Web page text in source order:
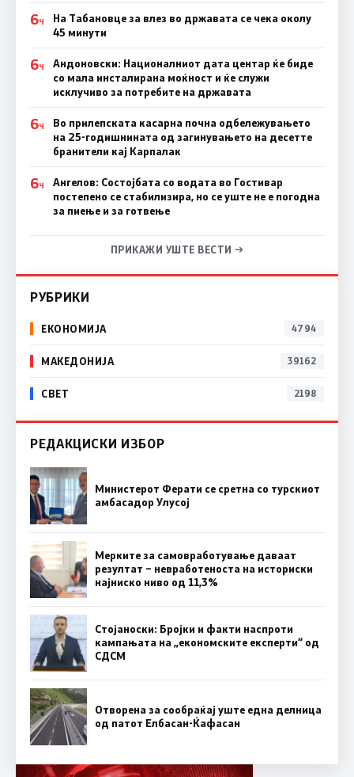
6Ч
На Табановце за влез во државата се чека околу
45 минути
6Ч
Андоновски: Националниот дата центар ќе биде
со мала инсталирана моќност и ќе служи
исклучиво за потребите на државата
6Ч
Во прилепската касарна почна одбележувањето
на 25-годишнината од загинувањето на десетте
бранители кај Карпалак
6Ч
Ангелов: Состојбата со водата во Гостивар
постепено се стабилизира, но се уште не е погодна
за пиење и за готвење
ПРИКАЖИ УШТЕ ВЕСТИ →
РУБРИКИ
ЕКОНОМИЈА 4794
МАКЕДОНИЈА 39162
СВЕТ 2198
РЕДАКЦИСКИ ИЗБОР
Министерот Ферати се сретна со турскиот
амбасадор Улусој
Мерките за самовработување даваат
резултат – невработеноста на историски
најниско ниво од 11,3%
Стојаноски: Бројки и факти наспроти
кампањата на „економските експерти“ од
СДСM
Отворена за сообраќај уште една делница
од патот Елбасан-Ќафасан